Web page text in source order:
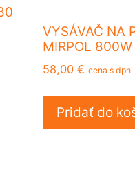
VYSÁVAČ NA
MIRPOL 800W
58,00 € cena s dph
Pridať do